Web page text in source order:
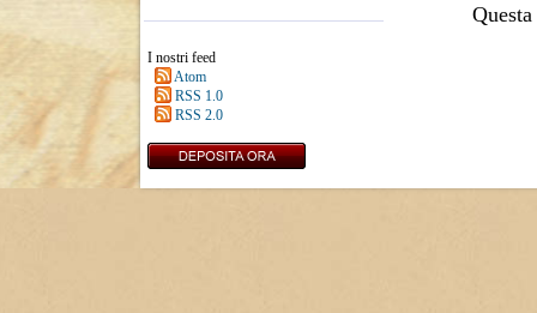
I nostri feed
Atom
RSS 1.0
RSS 2.0